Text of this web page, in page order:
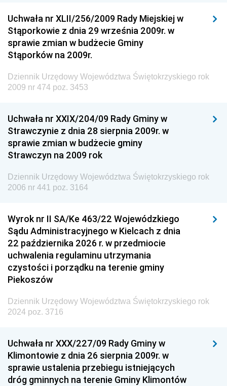
Dziennik Urzędowy Generalnej Dyrekcji Dróg
Krajowych i Autostrad
Dziennik Urzędowy Ministra Środowiska
Dziennik Urzędowy Ministra Edukacji
Dziennik Urzędowy Ministra Przemysłu
Dziennik Urzędowy Ministra Finansów i Gospodarki
Dziennik Urzędowy Ministra do Spraw Unii
Dziennik Urzędowy Agencji Wywiadu
Uchwała nr XLII/256/2009 Rady Miejskiej w
Stąporkowie z dnia 29 września 2009r. w
sprawie zmian w budżecie Gminy
Stąporków na 2009r.
Dziennik Urzędowy Województwa Świętokrzyskiego rok
2009 nr 474 poz. 3453
Uchwała nr XXIX/204/09 Rady Gminy w
Strawczynie z dnia 28 sierpnia 2009r. w
sprawie zmian w budżecie gminy
Strawczyn na 2009 rok
Dziennik Urzędowy Województwa Świętokrzyskiego rok
2006 nr 441 poz. 3164
Wyrok nr II SA/Ke 463/22 Wojewódzkiego
Sądu Administracyjnego w Kielcach z dnia
22 października 2026 r. w przedmiocie
uchwalenia regulaminu utrzymania
czystości i porządku na terenie gminy
Piekoszów
Dziennik Urzędowy Województwa Świętokrzyskiego rok
2024 poz. 3716
Uchwała nr XXX/227/09 Rady Gminy w
Klimontowie z dnia 26 sierpnia 2009r. w
sprawie ustalenia przebiegu istniejących
dróg gminnych na terenie Gminy Klimontów